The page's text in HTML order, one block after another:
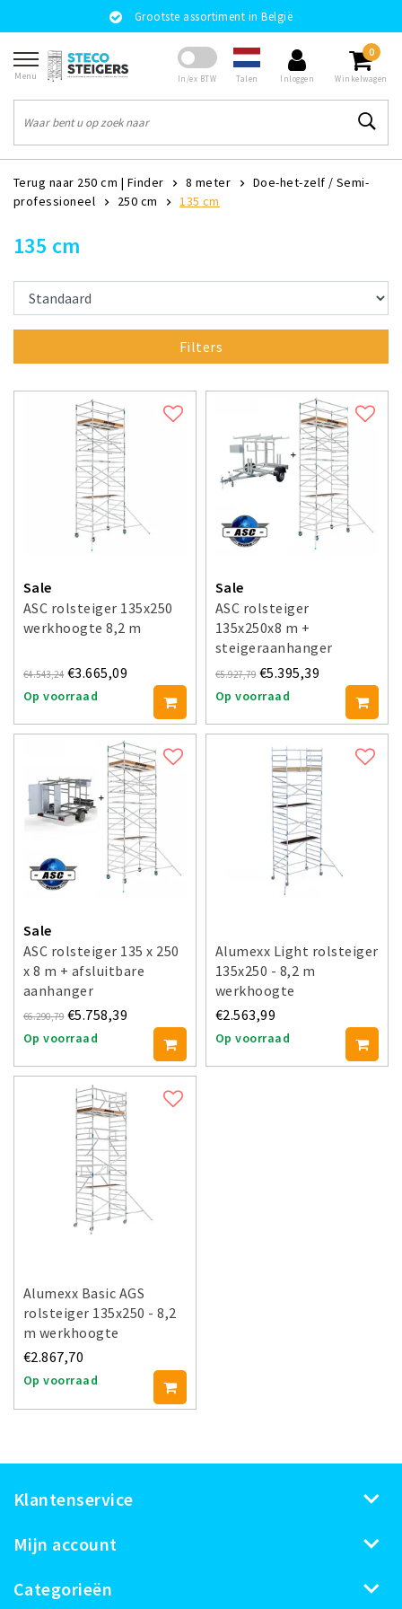
Grootste assortiment in België
Menu In/ex BTW Talen Inloggen
0
Winkelwagen
Terug naar 250 cm | Finder 8 meter
Doe-het-zelf / Semi-
professioneel
250 cm 135 cm
135 cm
Filters
Sale
ASC rolsteiger 135x250
werkhoogte 8,2 m
€4.543,24 €3.665,09
Op voorraad
Sale
ASC rolsteiger
135x250x8 m +
steigeraanhanger
€5.927,79 €5.395,39
Op voorraad
Sale
ASC rolsteiger 135 x 250
x 8 m + afsluitbare
aanhanger
€6.290,79 €5.758,39
Op voorraad
Alumexx Light rolsteiger
135x250 - 8,2 m
werkhoogte
€2.563,99
Op voorraad
Alumexx Basic AGS
rolsteiger 135x250 - 8,2
m werkhoogte
€2.867,70
Op voorraad
Klantenservice
Mijn account
Categorieën